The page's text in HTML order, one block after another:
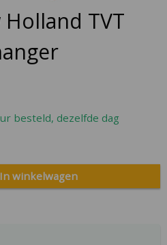
TVT
besteld, dezelfde dag
In winkelwagen